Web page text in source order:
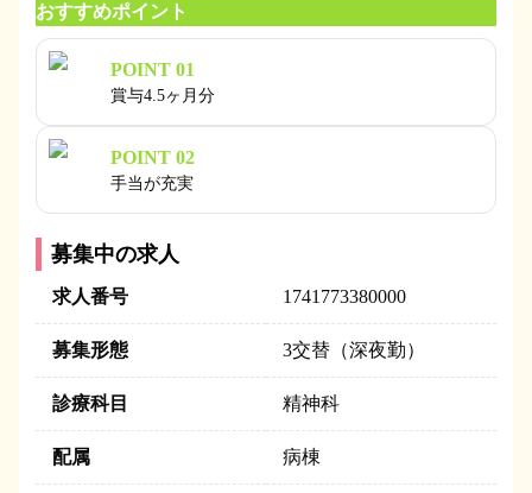
おすすめポイント
POINT 01
賞与4.5ヶ月分
POINT 02
手当が充実
募集中の求人
求人番号 1741773380000
募集形態 3交替（深夜勤）
診療科目 精神科
配属 病棟